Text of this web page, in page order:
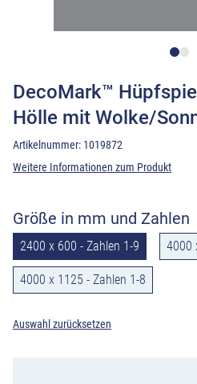
DecoMark™
Hölle mit Wolke/
Artikelnummer: 1019872
Weitere Informationen zum Produkt
Größe in mm und Zahlen
2400 x 600 - Zahlen 1-9 4000
4000 x 1125 - Zahlen 1-8
Auswahl zurücksetzen